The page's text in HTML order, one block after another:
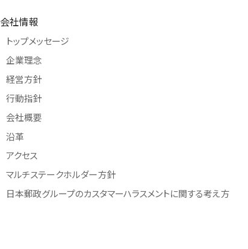
会社情報
トップメッセージ
企業理念
経営方針
行動指針
会社概要
沿革
アクセス
マルチステークホルダー方針
日本郵政グループのカスタマーハラスメントに関する考え方